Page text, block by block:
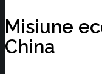
Misiune
China